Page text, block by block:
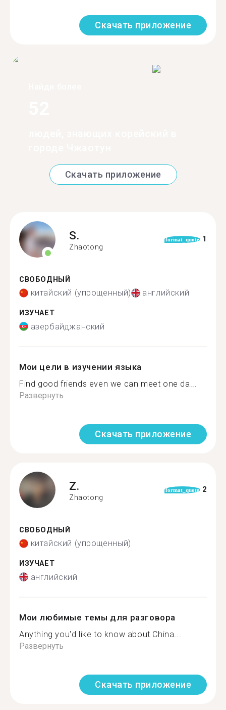
Скачать приложение
Скачать приложение
S.
Zhaotong
format_quote 1
СВОБОДНЫЙ
китайский (упрощенный) английский
ИЗУЧАЕТ
азербайджанский
Мои цели в изучении языка
Find good friends even we can meet one da...
Развернуть
Скачать приложение
Z.
Zhaotong
format_quote 2
СВОБОДНЫЙ
китайский (упрощенный)
ИЗУЧАЕТ
английский
Мои любимые темы для разговора
Anything you'd like to know about China...
Развернуть
Скачать приложение